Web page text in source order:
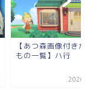
【あつ森画像付きか
もの一覧】ハ行
2020-